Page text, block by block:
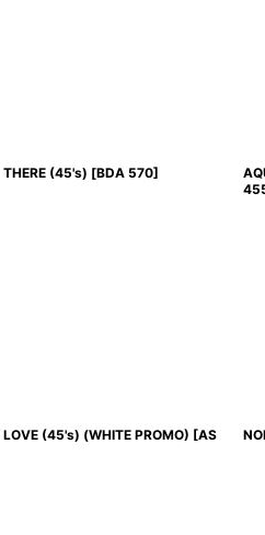
THERE (45's) [BDA 570]
(45's) (WHITE PROMO) [AS